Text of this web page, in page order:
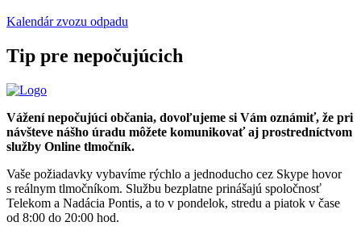
Kalendár zvozu odpadu
Tip pre nepočujúcich
Vážení nepočujúci občania, dovoľujeme si Vám oznámiť, že pri
návšteve nášho úradu môžete komunikovať aj prostredníctvom
služby Online tlmočník.
Vaše požiadavky vybavíme rýchlo a jednoducho cez Skype hovor
s reálnym tlmočníkom. Službu bezplatne prinášajú spoločnosť
Telekom a Nadácia Pontis, a to v pondelok, stredu a piatok v čase
od 8:00 do 20:00 hod.